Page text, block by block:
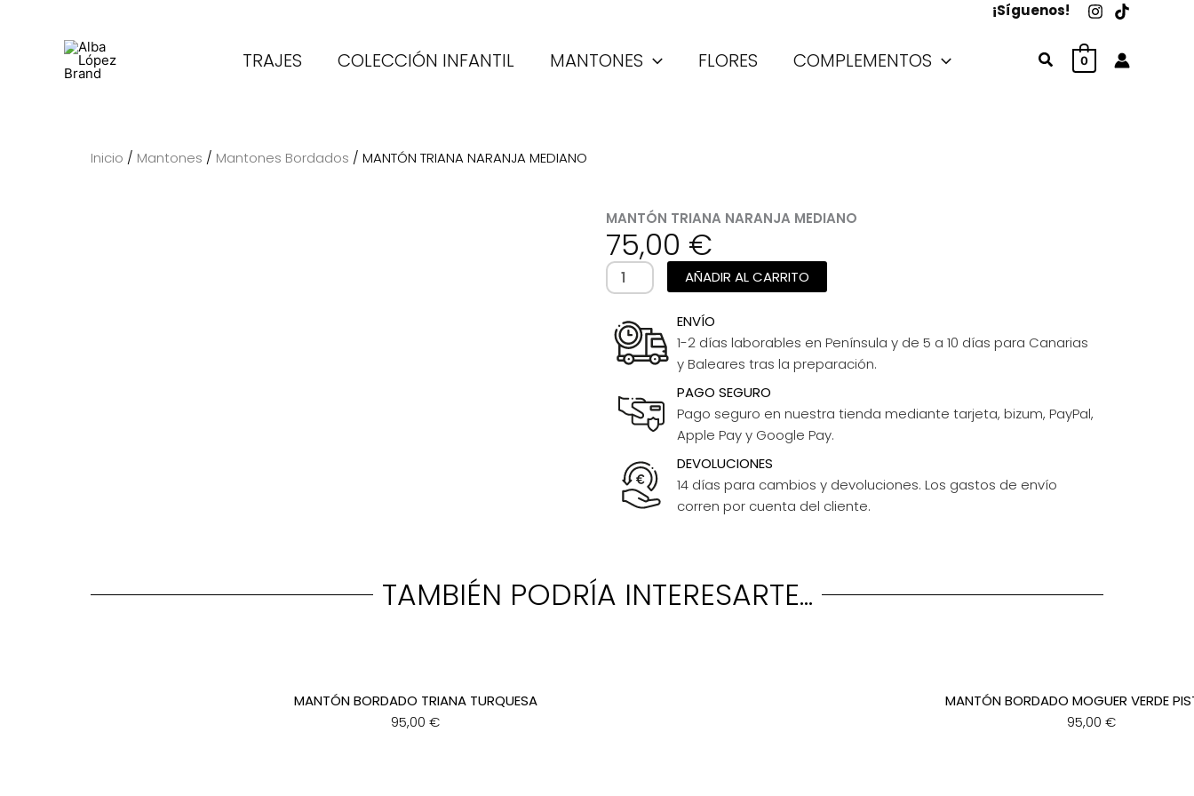
¡Síguenos!
TRAJES COLECCIÓN INFANTIL MANTONES FLORES COMPLEMENTOS Buscar
0
Inicio / Mantones / Mantones Bordados / MANTÓN TRIANA NARANJA MEDIANO
MANTÓN TRIANA NARANJA MEDIANO
75,00 €
MANTÓN
TRIANA
MEDIANO
cantidad
AÑADIR AL CARRITO
ENVÍO
1-2 días laborables en Península y de 5 a 10 días para Canarias
y Baleares tras la preparación.
PAGO SEGURO
Pago seguro en nuestra tienda mediante tarjeta, bizum, PayPal,
Apple Pay y Google Pay.
DEVOLUCIONES
14 días para cambios y devoluciones. Los gastos de envío
corren por cuenta del cliente.
TAMBIÉN PODRÍA INTERESARTE...
MANTÓN BORDADO TRIANA TURQUESA
95,00 €
MANTÓN BORDADO MOGUER VERDE
95,00 €